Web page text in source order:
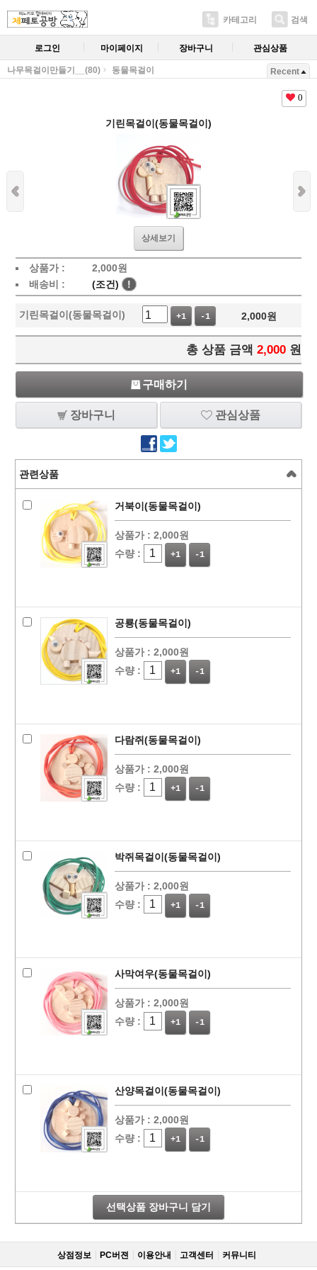
카테고리 검색
로그인 마이페이지 장바구니 관심상품
나무목걸이만들기__(80) 동물목걸이 Recent
0
기린목걸이(동물목걸이)
상세보기
상품가 : 2,000원
배송비 :
(조건) !
기린목걸이(동물목걸이) +1 -1 2,000원
총 상품 금액 2,000 원
구매하기
장바구니 관심상품
관련상품
거북이(동물목걸이)
상품가 : 2,000원
수량 :
+1 -1
공룡(동물목걸이)
상품가 : 2,000원
수량 :
+1 -1
다람쥐(동물목걸이)
상품가 : 2,000원
수량 :
+1 -1
박쥐목걸이(동물목걸이)
상품가 : 2,000원
수량 :
+1 -1
사막여우(동물목걸이)
상품가 : 2,000원
수량 :
+1 -1
산양목걸이(동물목걸이)
상품가 : 2,000원
수량 :
+1 -1
선택상품 장바구니 담기
상점정보 PC버젼 이용안내 고객센터 커뮤니티